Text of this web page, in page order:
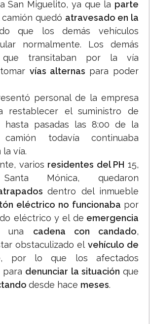
San Miguelito, ya que la parte
quedó atravesado en la
que los demás vehículos
normalmente. Los demás
que transitaban por la vía
vías alternas para poder
personal de la empresa
restablecer el suministro de
hasta pasadas las 8:00 de la
todavía continuaba
vía.
varios residentes del PH 15,
Santa Mónica, quedaron
dentro del inmueble
eléctrico no funcionaba por
eléctrico y el de emergencia
una cadena con candado,
obstaculizado el vehículo de
, por lo que los afectados
para denunciar la situación que
desde hace meses.